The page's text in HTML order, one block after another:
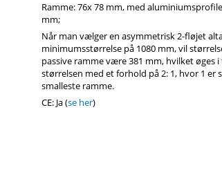
Ramme: 76x 78 mm, med
mm;
Når man vælger en asymmetrisk 2-fløjet
minimumsstørrelse på 1080 mm, vil
passive ramme være 381 mm, hvilket øges
størrelsen med et forhold på 2: 1, hvor 1 er
smalleste ramme.
CE: Ja (se her)